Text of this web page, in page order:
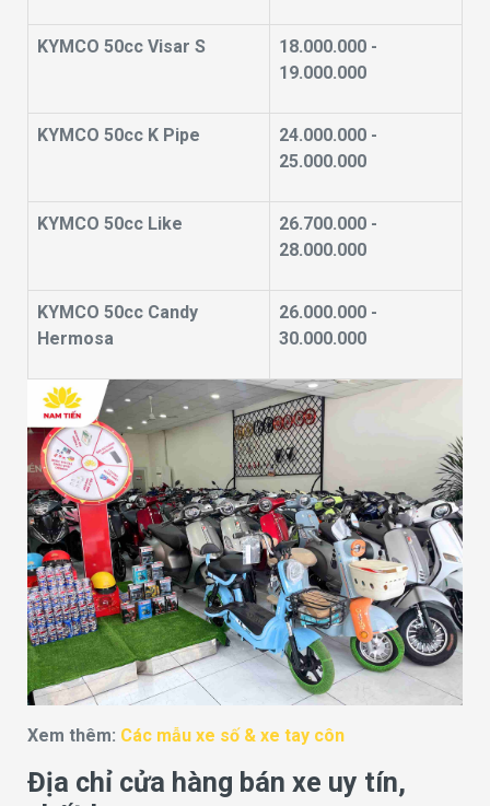
KYMCO 50cc Visar S
18.000.000 -
19.000.000
KYMCO 50cc K Pipe
24.000.000 -
25.000.000
KYMCO 50cc Like
26.700.000 -
28.000.000
KYMCO 50cc Candy
Hermosa
26.000.000 -
30.000.000
Xem thêm: Các mẫu xe số & xe tay côn
Địa chỉ cửa hàng bán xe uy tín,